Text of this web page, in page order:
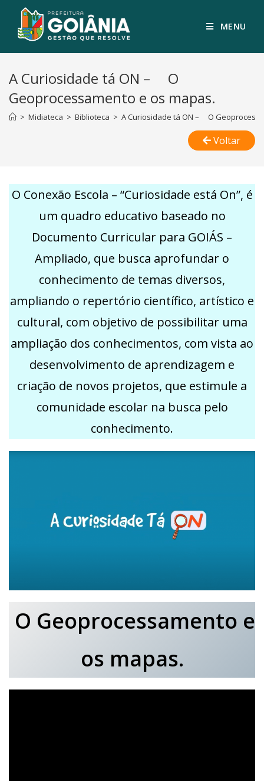
MENU
A Curiosidade tá ON – O
Geoprocessamento e os mapas.
> Midiateca > Biblioteca > A Curiosidade tá ON – O
Voltar
O Conexão Escola – “Curiosidade está On”, é
um quadro educativo baseado no
Documento Curricular para GOIÁS –
Ampliado, que busca aprofundar o
conhecimento de temas diversos,
ampliando o repertório científico, artístico e
cultural, com objetivo de possibilitar uma
ampliação dos conhecimentos, com vista ao
desenvolvimento de aprendizagem e
criação de novos projetos, que estimule a
comunidade escolar na busca pelo
conhecimento.
O Geoprocessamento e
os mapas.